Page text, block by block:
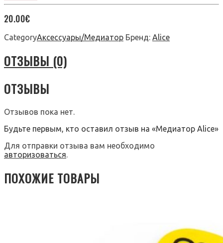
20.00€
CategoryАксессуары/Медиатор Бренд: Alice
ОТЗЫВЫ (0)
ОТЗЫВЫ
Отзывов пока нет.
Будьте первым, кто оставил отзыв на «Медиатор Alice»
Для отправки отзыва вам необходимо
авторизоваться.
ПОХОЖИЕ ТОВАРЫ